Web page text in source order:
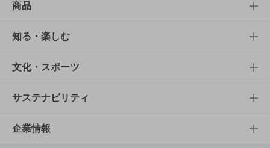
商品
商品TOP
商品一覧
商品発売情報
栄養成分一覧
知る・楽しむ
知る・楽しむTOP
キャンペーン
工場見学
文化・スポーツ
文化・スポーツTOP
サントリーホール
サステナビリティ
サステナビリティTOP
企業情報